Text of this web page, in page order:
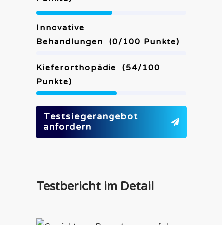
Innovative
Behandlungen
(0/100 Punkte)
Kieferorthopädie (54/100
Punkte)
Testsiegerangebot
anfordern
Testbericht im Detail